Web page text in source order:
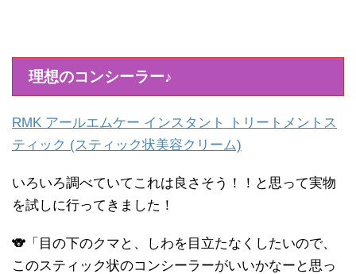
理想のコンシーラー♪
RMK アールエムケー インスタント トリートメントス
ティック (スティック状美容クリーム)
いろいろ調べていてこれは良さそう！！と思って実物
を試しに行ってきました！
🐨「目の下のクマと、しわを目立たなくしたいので、
このスティック状のコンシーラーがいいかなーと思っ